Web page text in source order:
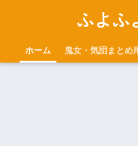
ふよふ
ホーム 鬼女・気団まとめ